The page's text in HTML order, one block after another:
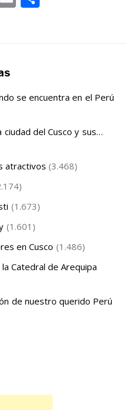
se encuentra en el Perú
del Cusco y sus…
atractivos (3.468)
(1.673)
(1.601)
en Cusco (1.486)
Catedral de Arequipa
de nuestro querido Perú